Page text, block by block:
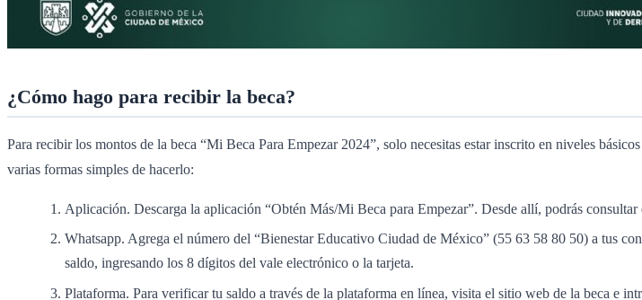
¿Cómo hago para recibir la beca?
Para recibir los montos de la beca “Mi Beca Para Empezar 2024”, solo necesitas estar inscrito en niveles
varias formas simples de hacerlo:
Aplicación. Descarga la aplicación “Obtén Más/Mi Beca para Empezar”. Desde allí, podrás
Whatsapp. Agrega el número del “Bienestar Educativo Ciudad de México” (55 63 58 80 50) a tus
saldo, ingresando los 8 dígitos del vale electrónico o la tarjeta.
Plataforma. Para verificar tu saldo a través de la plataforma en línea, visita el sitio web de la beca e